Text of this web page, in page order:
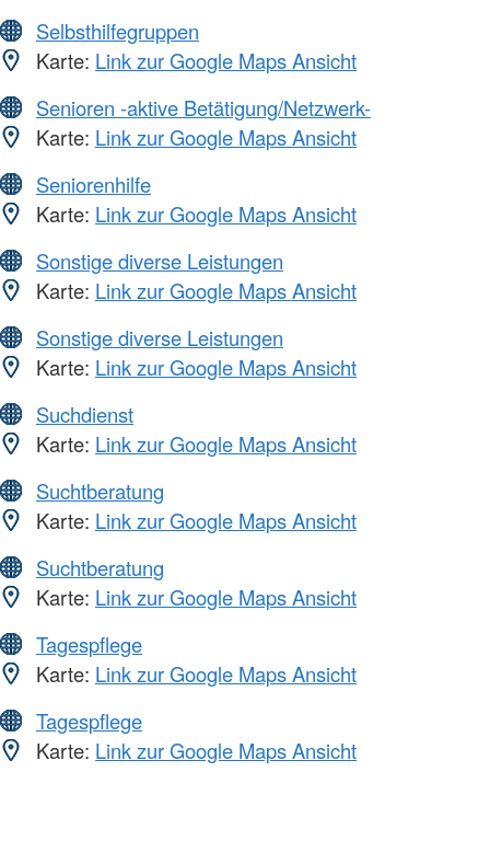
Selbsthilfegruppen
Karte: Link zur Google Maps Ansicht
Senioren -aktive Betätigung/Netzwerk-
Karte: Link zur Google Maps Ansicht
Seniorenhilfe
Karte: Link zur Google Maps Ansicht
Sonstige diverse Leistungen
Karte: Link zur Google Maps Ansicht
Sonstige diverse Leistungen
Karte: Link zur Google Maps Ansicht
Suchdienst
Karte: Link zur Google Maps Ansicht
Suchtberatung
Karte: Link zur Google Maps Ansicht
Suchtberatung
Karte: Link zur Google Maps Ansicht
Tagespflege
Karte: Link zur Google Maps Ansicht
Tagespflege
Karte: Link zur Google Maps Ansicht